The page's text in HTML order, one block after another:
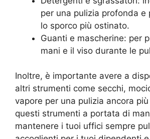
per una pulizia profonda e
lo sporco più ostinato.
Guanti e mascherine: per
mani e il viso durante le
Inoltre, è importante avere a
altri strumenti come secchi,
vapore per una pulizia ancora
questi strumenti a portata di
mantenere i tuoi uffici sempre